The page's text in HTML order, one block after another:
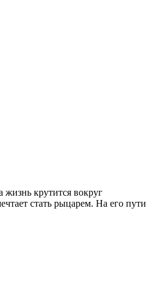
крутится вокруг
стать рыцарем. На его пути